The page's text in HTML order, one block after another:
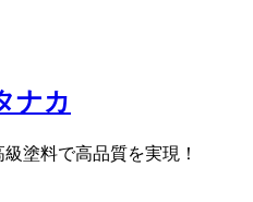
ナカ
塗料で高品質を実現！